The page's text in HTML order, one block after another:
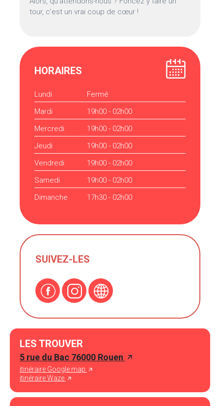
tour, c’est un vrai coup de cœur !
HORAIRES
Lundi
Fermé
Mardi
19h00 - 02h00
Mercredi
19h00 - 02h00
Jeudi
19h00 - 02h00
Vendredi
19h00 - 02h00
Samedi
19h00 - 02h00
Dimanche
17h30 - 02h00
SUIVEZ-LES
LES TROUVER
5 rue du Bac 76000 Rouen
itinéraire Google map
itinéraire Waze